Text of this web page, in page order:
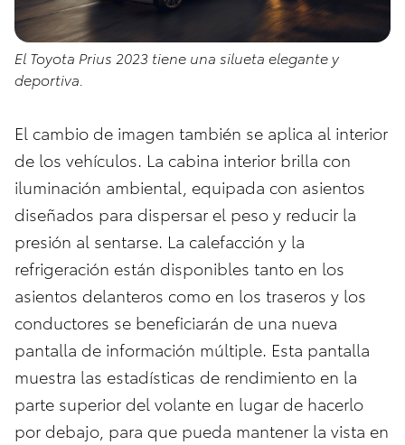
El Toyota Prius 2023 tiene una silueta elegante y
deportiva.
El cambio de imagen también se aplica al interior
de los vehículos. La cabina interior brilla con
iluminación ambiental, equipada con asientos
diseñados para dispersar el peso y reducir la
presión al sentarse. La calefacción y la
refrigeración están disponibles tanto en los
asientos delanteros como en los traseros y los
conductores se beneficiarán de una nueva
pantalla de información múltiple. Esta pantalla
muestra las estadísticas de rendimiento en la
parte superior del volante en lugar de hacerlo
por debajo, para que pueda mantener la vista en